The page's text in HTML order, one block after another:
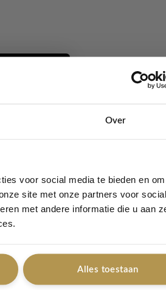
Over
voor social media te bieden en
site met onze partners voor social
met andere informatie die u aan
Alles toestaan
een gezellige, nostalgische uitstraling.